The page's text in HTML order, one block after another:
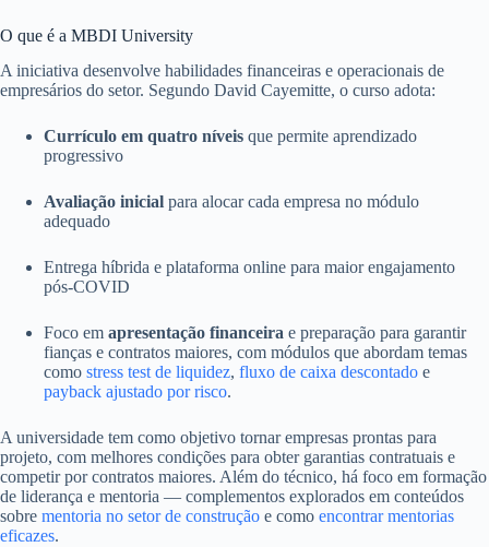
O que é a MBDI University
A iniciativa desenvolve habilidades financeiras e operacionais de
empresários do setor. Segundo David Cayemitte, o curso adota:
Currículo em quatro níveis que permite aprendizado
progressivo
Avaliação inicial para alocar cada empresa no módulo
adequado
Entrega híbrida e plataforma online para maior engajamento
pós‑COVID
Foco em apresentação financeira e preparação para garantir
fianças e contratos maiores, com módulos que abordam temas
como stress test de liquidez, fluxo de caixa descontado e
payback ajustado por risco.
A universidade tem como objetivo tornar empresas prontas para
projeto, com melhores condições para obter garantias contratuais e
competir por contratos maiores. Além do técnico, há foco em formação
de liderança e mentoria — complementos explorados em conteúdos
sobre mentoria no setor de construção e como encontrar mentorias
eficazes.